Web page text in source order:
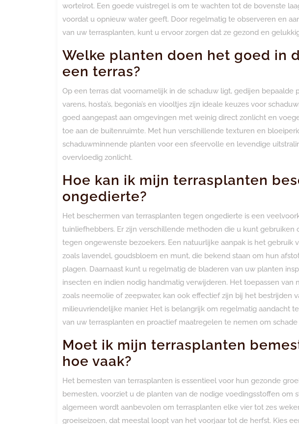
wortelrot. Een goede vuistregel is om te wachten tot de bovenste
voordat u opnieuw water geeft. Door regelmatig te observeren en
van uw terrasplanten, kunt u ervoor zorgen dat ze gezond en
Welke planten doen het goed in
een terras?
Op een terras dat voornamelijk in de schaduw ligt, gedijen bepaalde
varens, hosta’s, begonia’s en viooltjes zijn ideale keuzes voor
goed aangepast aan omgevingen met weinig direct zonlicht en
toe aan de buitenruimte. Met hun verschillende texturen en
schaduwminnende planten voor een sfeervolle en levendige
overvloedig zonlicht.
Hoe kan ik mijn terrasplanten
ongedierte?
Het beschermen van terrasplanten tegen ongedierte is een
tuinliefhebbers. Er zijn verschillende methoden die u kunt
tegen ongewenste bezoekers. Een natuurlijke aanpak is het gebruik
zoals lavendel, goudsbloem en munt, die bekend staan om hun
plagen. Daarnaast kunt u regelmatig de bladeren van uw planten
insecten en indien nodig handmatig verwijderen. Het toepassen van
zoals neemolie of zeepwater, kan ook effectief zijn bij het bestrijden
milieuvriendelijke manier. Het is belangrijk om regelmatig aandacht
van uw terrasplanten en proactief maatregelen te nemen om
Moet ik mijn terrasplanten
hoe vaak?
Het bemesten van terrasplanten is essentieel voor hun gezonde
bemesten, voorziet u de planten van de nodige voedingsstoffen om
algemeen wordt aanbevolen om terrasplanten elke vier tot zes
groeiseizoen, dat meestal loopt van het voorjaar tot de herfst. Kies